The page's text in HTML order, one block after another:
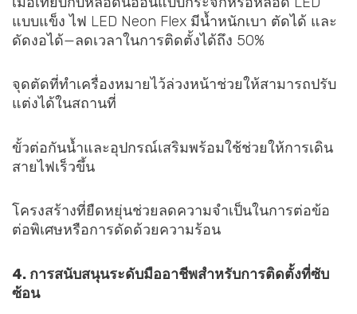
แบบแข็ง ไฟ LED Neon Flex มีน้ำหนักเบา ตัดได้ และ
ดัดงอได้—ลดเวลาในการติดตั้งได้ถึง 50%
จุดตัดที่ทำเครื่องหมายไว้ล่วงหน้าช่วยให้สามารถปรับ
แต่งได้ในสถานที่
ขั้วต่อกันน้ำและอุปกรณ์เสริมพร้อมใช้ช่วยให้การเดิน
สายไฟเร็วขึ้น
โครงสร้างที่ยืดหยุ่นช่วยลดความจำเป็นในการต่อข้อ
ต่อพิเศษหรือการดัดด้วยความร้อน
4. การสนับสนุนระดับมืออาชีพสำหรับการติดตั้งที่ซับ
ซ้อน